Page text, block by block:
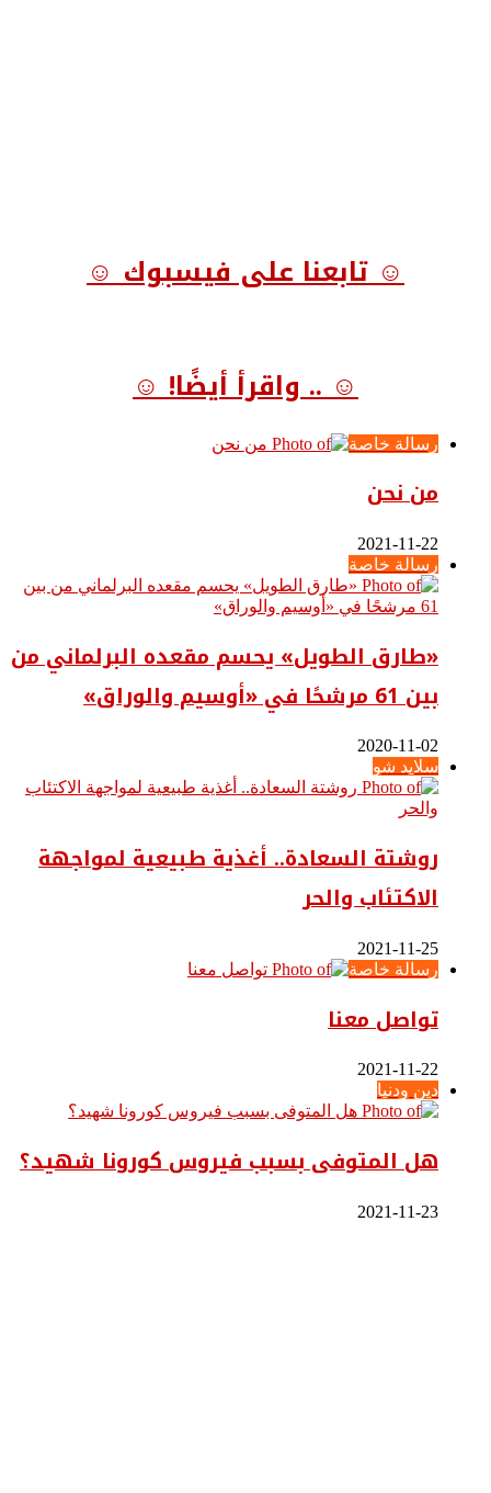
☺ تابعنا على فيسبوك ☺
☺ .. واقرأ أيضًا! ☺
رسالة خاصة
من نحن
2021-11-22
رسالة خاصة
«طارق الطويل» يحسم مقعده البرلماني من
بين 61 مرشحًا في «أوسيم والوراق»
2020-11-02
سلايد شو
روشتة السعادة.. أغذية طبيعية لمواجهة
الاكتئاب والحر
2021-11-25
رسالة خاصة
تواصل معنا
2021-11-22
دين ودنيا
هل المتوفى بسبب فيروس كورونا شهيد؟
2021-11-23